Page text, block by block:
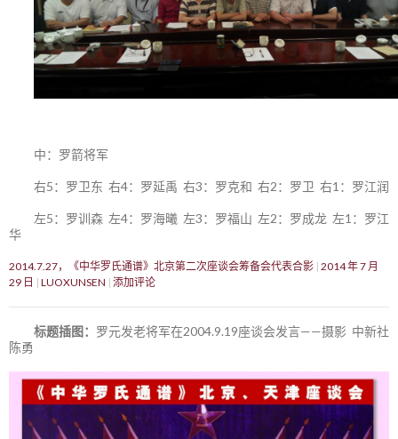
中：罗箭将军
右5：罗卫东 右4：罗延禹 右3：罗克和 右2：罗卫 右1：罗江润
左5：罗训森 左4：罗海曦 左3：罗福山 左2：罗成龙 左1：罗江
华
2014.7.27，《中华罗氏通谱》北京第二次座谈会筹备会代表合影 2014 年 7 月
29 日
LUOXUNSEN 添加评论
标题插图： 罗元发老将军在2004.9.19座谈会发言——摄影 中新社
陈勇